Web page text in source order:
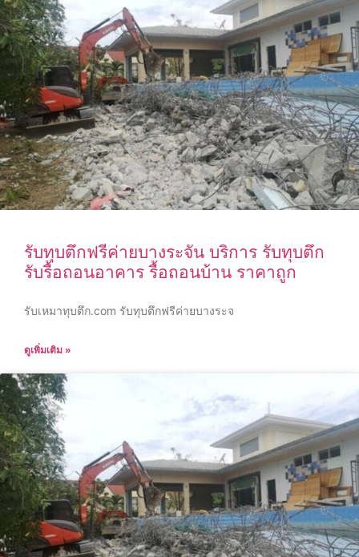
รับทุบตึกฟรีค่ายบางระจัน บริการ รับทุบตึก
รับรื้อถอนอาคาร รื้อถอนบ้าน ราคาถูก
รับเหมาทุบตึก.com รับทุบตึกฟรีค่ายบางระจ
ดูเพิ่มเติม »